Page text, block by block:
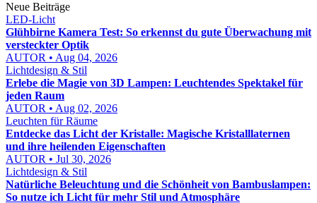
Neue Beiträge
LED-Licht
Glühbirne Kamera Test: So erkennst du gute Überwachung mit
versteckter Optik
AUTOR • Aug 04, 2026
Lichtdesign & Stil
Erlebe die Magie von 3D Lampen: Leuchtendes Spektakel für
jeden Raum
AUTOR • Aug 02, 2026
Leuchten für Räume
Entdecke das Licht der Kristalle: Magische Kristalllaternen
und ihre heilenden Eigenschaften
AUTOR • Jul 30, 2026
Lichtdesign & Stil
Natürliche Beleuchtung und die Schönheit von Bambuslampen:
So nutze ich Licht für mehr Stil und Atmosphäre